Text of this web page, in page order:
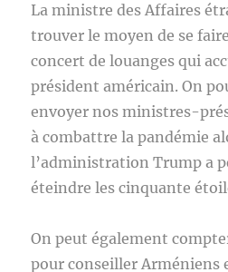
La ministre des Affaires
trouver le moyen de se
concert de louanges qui
président américain. On
envoyer nos ministres-
à combattre la pandémie
l’administration Trump a
éteindre les cinquante
On peut également
pour conseiller Arméniens